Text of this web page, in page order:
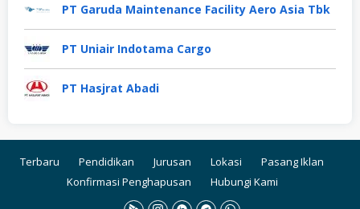
PT Garuda Maintenance Facility Aero Asia Tbk
PT Uniair Indotama Cargo
PT Hasjrat Abadi
Terbaru Pendidikan Jurusan Lokasi
Pasang Iklan
Konfirmasi Penghapusan
Hubungi Kami